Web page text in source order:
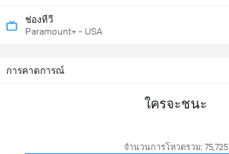
ช่องทีวี
Paramount+ - USA
การคาดการณ์
ใครจะชนะ
จำนวนการโหวตรวม: 75,725